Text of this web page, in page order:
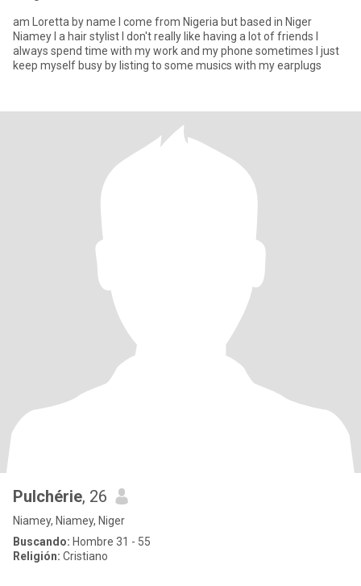
am Loretta by name I come from Nigeria but based in Niger
Niamey I a hair stylist I don't really like having a lot of friends I
always spend time with my work and my phone sometimes I just
keep myself busy by listing to some musics with my earplugs
Pulchérie, 26
Niamey, Niamey, Niger
Buscando: Hombre 31 - 55
Religión: Cristiano